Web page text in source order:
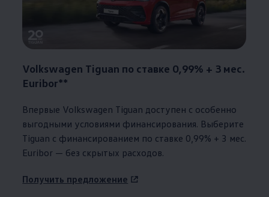
Volkswagen Tiguan по ставке 0,99% + 3 мес.
Euribor**
Впервые Volkswagen Tiguan доступен с особенно
выгодными условиями финансирования. Выберите
Tiguan с финансированием по ставке 0,99% + 3 мес.
Euribor — без скрытых расходов.
Получить предложение